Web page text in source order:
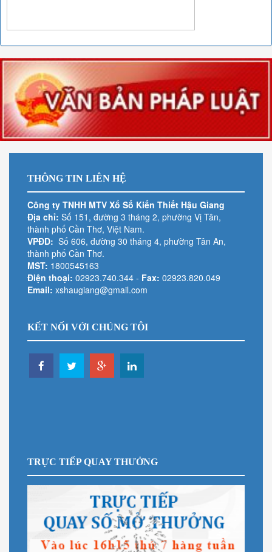
THÔNG TIN LIÊN HỆ
Công ty TNHH MTV Xổ Số Kiến Thiết Hậu Giang
Địa chỉ: Số 151, đường 3 tháng 2, phường Vị Tân,
thành phố Cần Thơ, Việt Nam.
VPĐD: Số 606, đường 30 tháng 4, phường Tân An,
thành phố Cần Thơ.
MST: 1800545163
Điện thoại: 02923.740.344 - Fax: 02923.820.049
Email: xshaugiang@gmail.com
KẾT NỐI VỚI CHÚNG TÔI
TRỰC TIẾP QUAY THƯỞNG